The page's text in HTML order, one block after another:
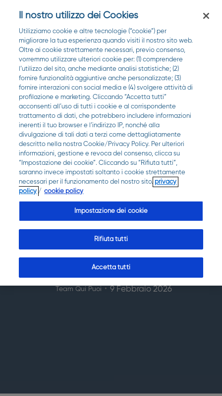
FARMACIE PREVENZIONE
Streptococco A nei
bambini: guida
completa per genitori
su sintomi, contagio e
rientro a scuola
Team Qui Puoi 9 Febbraio 2026
Il nostro utilizzo dei Cookies
Utilizziamo cookie e altre tecnologie (“cookie”) per
migliorare la tua esperienza quando visiti il nostro sito web.
Oltre ai cookie strettamente necessari, previo consenso,
vorremmo utilizzare ulteriori cookie per: (1) comprendere
l’utilizzo del sito, anche mediante analisi statistiche; (2)
fornire funzionalità aggiuntive anche personalizzate; (3)
fornire interazioni con social media e (4) svolgere attività di
profilazione e marketing. Cliccando “Accetta tutti”
acconsenti all’uso di tutti i cookie e al corrispondente
trattamento di dati, che potrebbero includere informazioni
inerenti il tuo browser e l’indirizzo IP, nonché alla
divulgazione di tali dati a terzi come dettagliatamente
descritto nella nostra Cookie/Privacy Policy. Per ulteriori
informazioni, gestione e revoca del consenso, clicca su
“Impostazione dei cookie”. Cliccando su “Rifiuta tutti”,
saranno invece impostati soltanto i cookie strettamente
necessari per il funzionamento del nostro sito. privacy
policy / cookie policy
Impostazione dei cookie
Rifiuta tutti
Accetta tutti